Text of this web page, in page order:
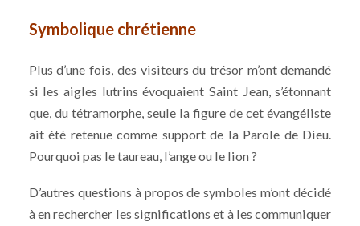
Symbolique chrétienne
Plus d’une fois, des visiteurs du trésor m’ont demandé
si les aigles lutrins évoquaient Saint Jean, s’étonnant
que, du tétramorphe, seule la figure de cet évangéliste
ait été retenue comme support de la Parole de Dieu.
Pourquoi pas le taureau, l’ange ou le lion ?
D’autres questions à propos de symboles m’ont décidé
à en rechercher les significations et à les communiquer